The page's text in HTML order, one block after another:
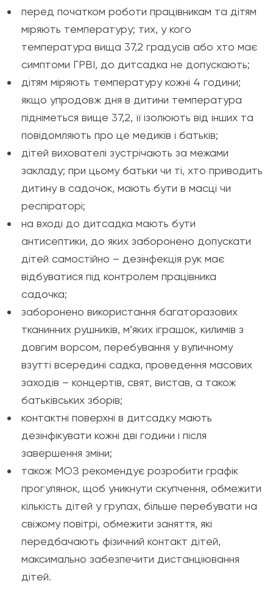
перед початком роботи працівникам та дітям
міряють температуру; тих, у кого
температура вища 37,2 градусів або хто має
симптоми ГРВІ, до дитсадка не допускають;
дітям міряють температуру кожні 4 години;
якщо упродовж дня в дитини температура
підніметься вище 37,2, її ізолюють від інших та
повідомляють про це медиків і батьків;
дітей вихователі зустрічають за межами
закладу; при цьому батьки чи ті, хто приводить
дитину в садочок, мають бути в масці чи
респіраторі;
на вході до дитсадка мають бути
антисептики, до яких заборонено допускати
дітей самостійно – дезінфекція рук має
відбуватися під контролем працівника
садочка;
заборонено використання багаторазових
тканинних рушників, м’яких іграшок, килимів з
довгим ворсом, перебування у вуличному
взутті всередині садка, проведення масових
заходів – концертів, свят, вистав, а також
батьківських зборів;
контактні поверхні в дитсадку мають
дезінфікувати кожні дві години і після
завершення зміни;
також МОЗ рекомендує розробити графік
прогулянок, щоб уникнути скупчення, обмежити
кількість дітей у групах, більше перебувати на
свіжому повітрі, обмежити заняття, які
передбачають фізичний контакт дітей,
максимально забезпечити дистанціювання
дітей.